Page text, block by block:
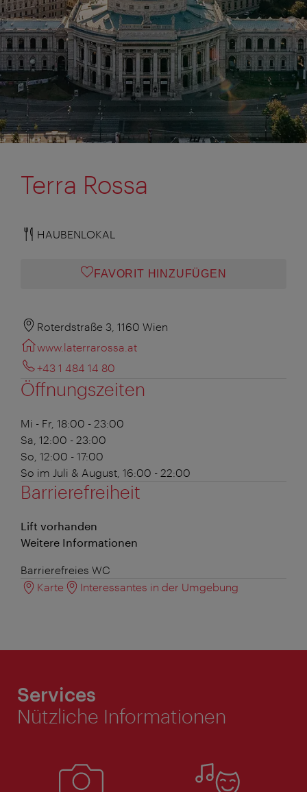
Terra Rossa
HAUBENLOKAL
FAVORIT HINZUFÜGEN
Roterdstraße 3, 1160 Wien
www.laterrarossa.at
+43 1 484 14 80
Öffnungszeiten
Mi - Fr, 18:00 - 23:00
Sa, 12:00 - 23:00
So, 12:00 - 17:00
So im Juli & August, 16:00 - 22:00
Barrierefreiheit
Lift vorhanden
Weitere Informationen
Barrierefreies WC
Karte
Interessantes in der Umgebung
Services
Nützliche Informationen